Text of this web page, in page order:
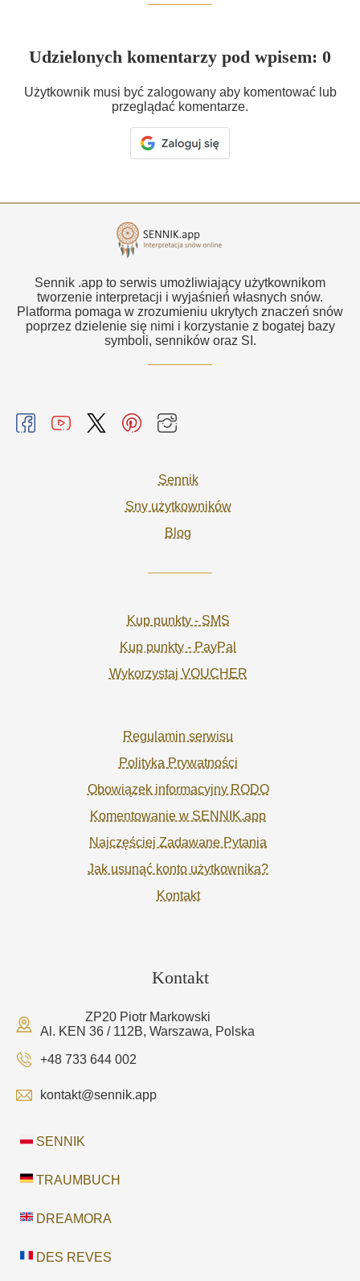
Udzielonych komentarzy pod wpisem: 0
Użytkownik musi być zalogowany aby komentować lub
przeglądać komentarze.
Sennik .app to serwis umożliwiający użytkownikom
tworzenie interpretacji i wyjaśnień własnych snów.
Platforma pomaga w zrozumieniu ukrytych znaczeń snów
poprzez dzielenie się nimi i korzystanie z bogatej bazy
symboli, senników oraz SI.
Sennik
Sny użytkowników
Blog
Kup punkty - SMS
Kup punkty - PayPal
Wykorzystaj VOUCHER
Regulamin serwisu
Polityka Prywatności
Obowiązek informacyjny RODO
Komentowanie w SENNIK.app
Najczęściej Zadawane Pytania
Jak usunąć konto użytkownika?
Kontakt
Kontakt
ZP20 Piotr Markowski
Al. KEN 36 / 112B, Warszawa, Polska
+48 733 644 002
kontakt@sennik.app
SENNIK
TRAUMBUCH
DREAMORA
DES REVES